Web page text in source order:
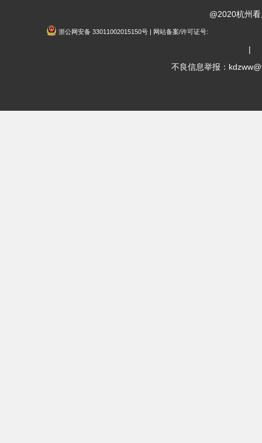
@2020杭州
浙公网安备 33011002015150号 | 网站备案/许可证号:
|
不良信息举报：